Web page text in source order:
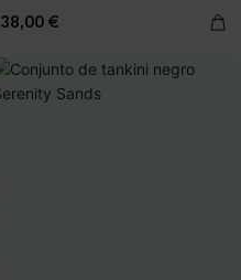
38,00 €